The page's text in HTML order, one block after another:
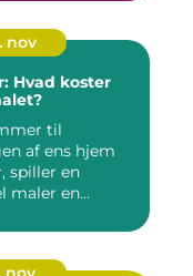
nov
Hvad koster
til
af ens hjem
spiller en
maler en